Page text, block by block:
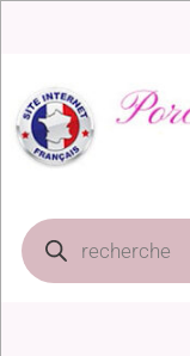
Recherche
de
produits